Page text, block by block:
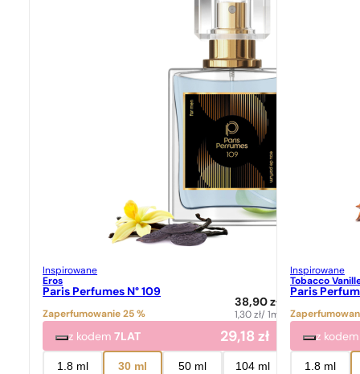
Inspirowane
Eros
Paris Perfumes N° 109
Zaperfumowanie 25 %
38,90zł
1,30zł/ 1ml
z kodem7LAT 29,18zł
1.8 ml 30 ml 50 ml 104 ml
Inspirowane
Tobacco
Paris
z
1.8 ml